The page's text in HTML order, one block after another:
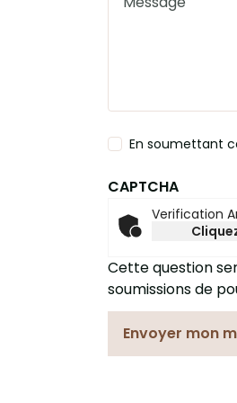
En soumettant
CAPTCHA
Verification
Cette question
soumissions de